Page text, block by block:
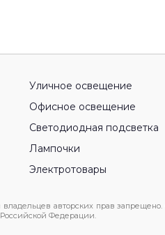
Уличное освещение
Офисное освещение
Светодиодная подсветка
Лампочки
Электротовары
авторских прав
Федерации.